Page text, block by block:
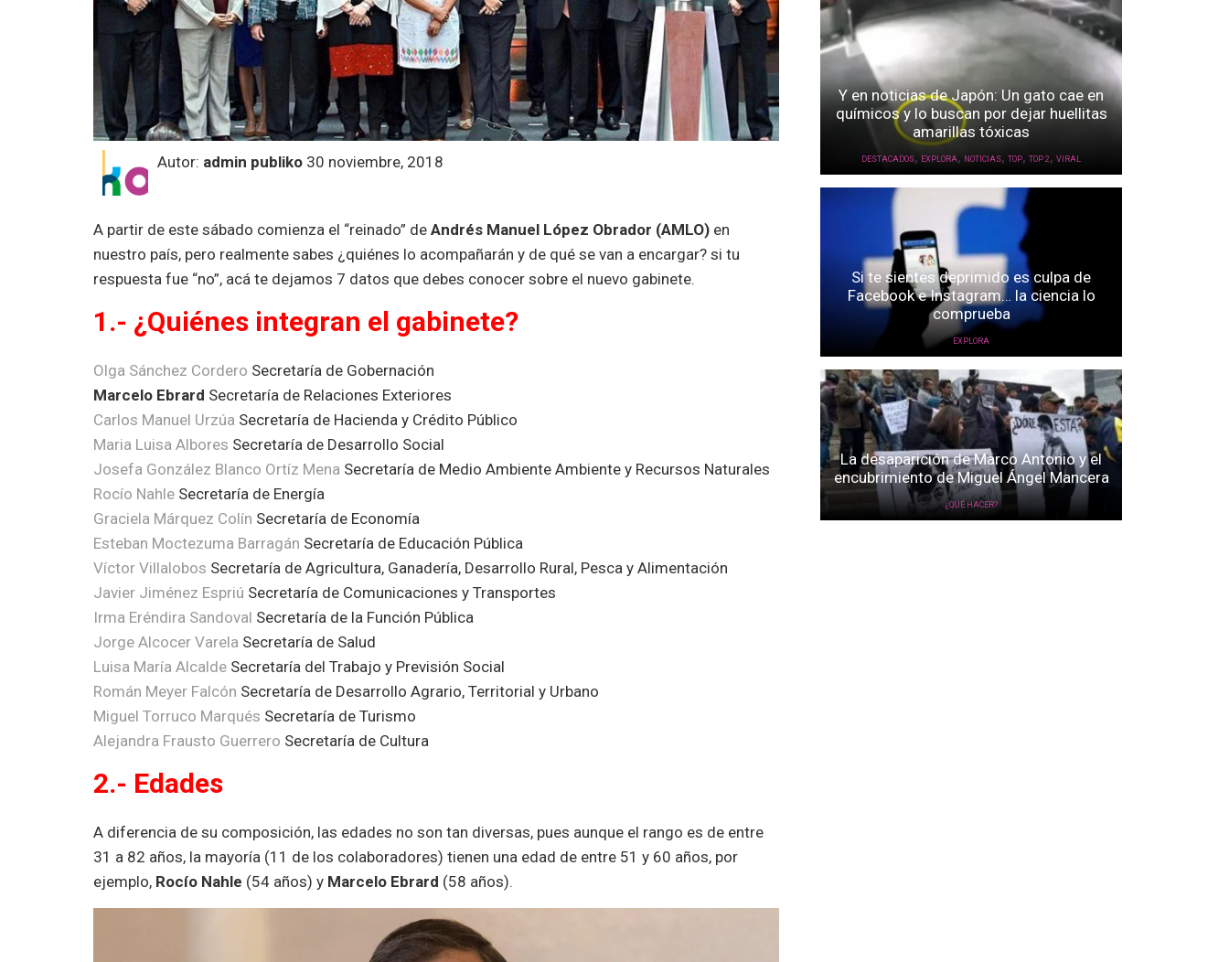
Autor: admin publiko 30 noviembre, 2018
A partir de este sábado comienza el “reinado” de Andrés Manuel López Obrador (AMLO) en
nuestro país, pero realmente sabes ¿quiénes lo acompañarán y de qué se van a encargar? si tu
respuesta fue “no”, acá te dejamos 7 datos que debes conocer sobre el nuevo gabinete.
1.- ¿Quiénes integran el gabinete?
Olga Sánchez Cordero Secretaría de Gobernación
Marcelo Ebrard Secretaría de Relaciones Exteriores
Carlos Manuel Urzúa Secretaría de Hacienda y Crédito Público
Maria Luisa Albores Secretaría de Desarrollo Social
Josefa González Blanco Ortíz Mena Secretaría de Medio Ambiente Ambiente y Recursos Naturales
Rocío Nahle Secretaría de Energía
Graciela Márquez Colín Secretaría de Economía
Esteban Moctezuma Barragán Secretaría de Educación Pública
Víctor Villalobos Secretaría de Agricultura, Ganadería, Desarrollo Rural, Pesca y Alimentación
Javier Jiménez Espriú Secretaría de Comunicaciones y Transportes
Irma Eréndira Sandoval Secretaría de la Función Pública
Jorge Alcocer Varela Secretaría de Salud
Luisa María Alcalde Secretaría del Trabajo y Previsión Social
Román Meyer Falcón Secretaría de Desarrollo Agrario, Territorial y Urbano
Miguel Torruco Marqués Secretaría de Turismo
Alejandra Frausto Guerrero Secretaría de Cultura
2.- Edades
A diferencia de su composición, las edades no son tan diversas, pues aunque el rango es de entre
31 a 82 años, la mayoría (11 de los colaboradores) tienen una edad de entre 51 y 60 años, por
ejemplo, Rocío Nahle (54 años) y Marcelo Ebrard (58 años).
Y en noticias de Japón: Un gato cae en
químicos y lo buscan por dejar huellitas
amarillas tóxicas
DESTACADOS, EXPLORA , NOTICIAS, TOP, TOP 2 , VIRAL
Si te sientes deprimido es culpa de
Facebook e Instagram… la ciencia lo
comprueba
EXPLORA
La desaparición de Marco Antonio y el
encubrimiento de Miguel Ángel Mancera
¿QUÉ HACER?